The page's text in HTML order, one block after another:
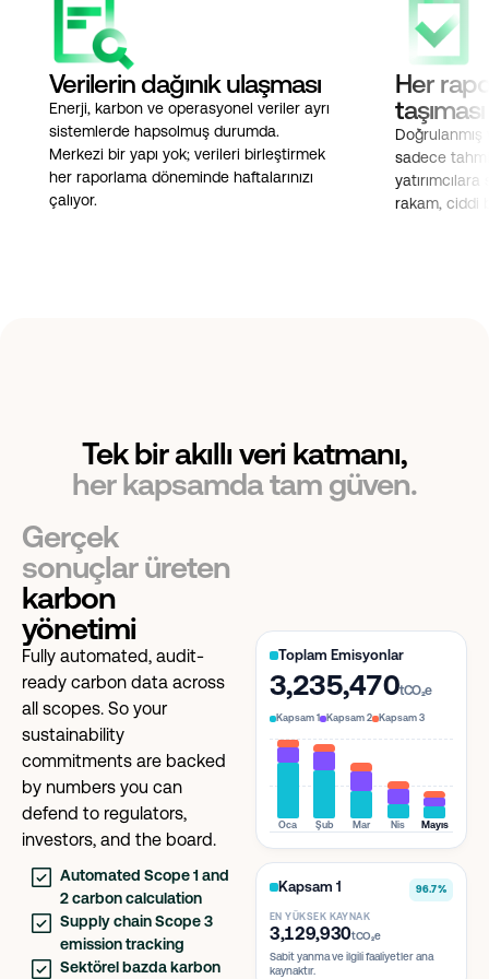
Verilerin dağınık ulaşması
Enerji, karbon ve operasyonel veriler ayrı
sistemlerde hapsolmuş durumda.
Merkezi bir yapı yok; verileri birleştirmek
her raporlama döneminde haftalarınızı
çalıyor.
Her
taşıması
sadece
rakam, ciddi
Tek bir akıllı veri katmanı,
her kapsamda tam güven.
Gerçek
sonuçlar üreten
karbon
yönetimi
Fully automated, audit-
ready carbon data across
all scopes. So your
sustainability
commitments are backed
by numbers you can
defend to regulators,
investors, and the board.
Automated Scope 1 and
2 carbon calculation
Supply chain Scope 3
emission tracking
Sektörel bazda karbon
Toplam Emisyonlar
3,235,470tCO₂e
Kapsam 1 Kapsam 2 Kapsam 3
Oca Şub Mar Nis Mayıs
Kapsam 1 96.7%
EN YÜKSEK KAYNAK
3,129,930tCO₂e
Sabit yanma ve ilgili faaliyetler ana
kaynaktır.